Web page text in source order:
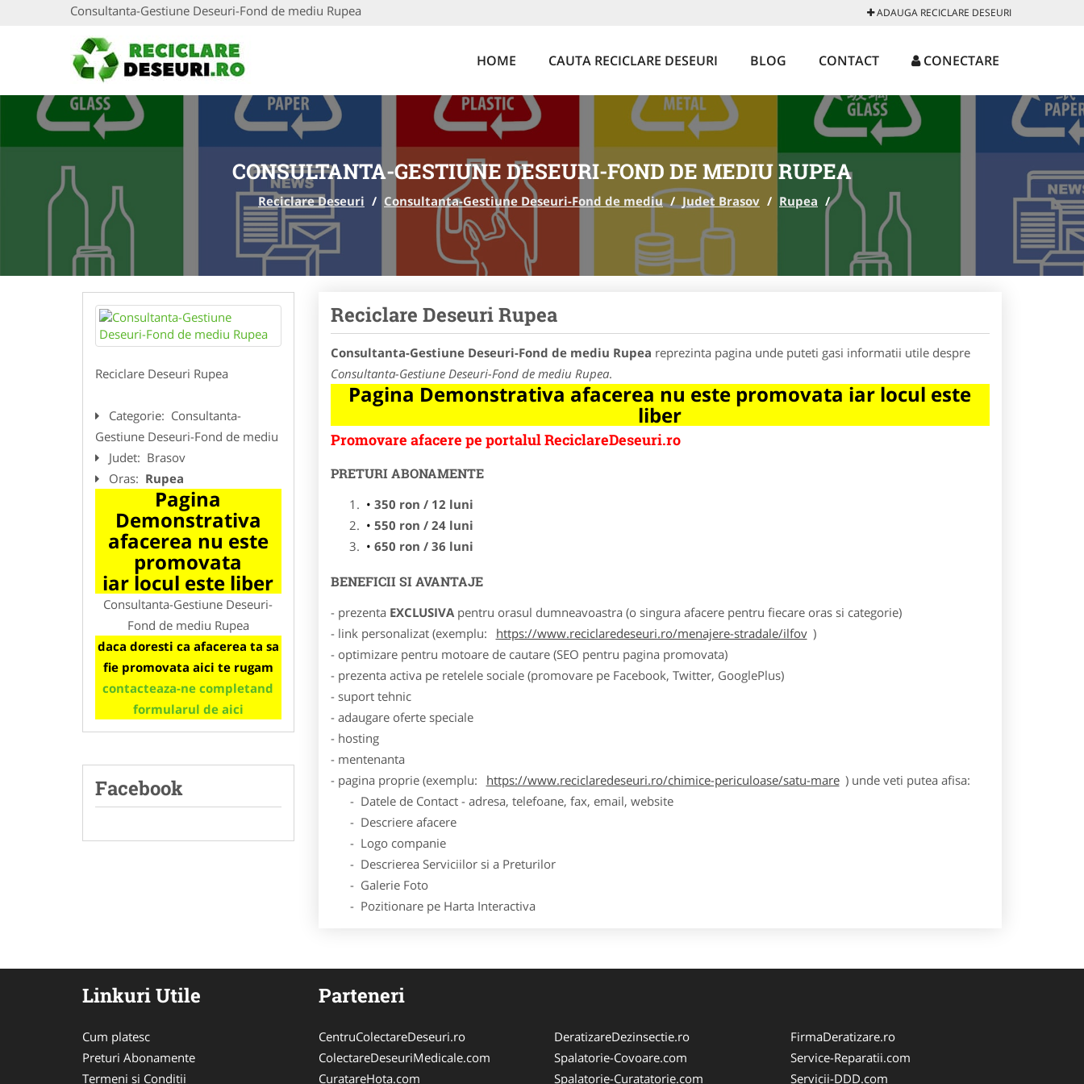
Consultanta-Gestiune Deseuri-Fond de mediu Rupea ADAUGA RECICLARE DESEURI
HOME CAUTA RECICLARE DESEURI BLOG CONTACT CONECTARE
CONSULTANTA-GESTIUNE DESEURI-FOND DE MEDIU RUPEA
Reciclare Deseuri / Consultanta-Gestiune Deseuri-Fond de mediu / Judet Brasov / Rupea /
Reciclare Deseuri Rupea
Categorie: Consultanta-
Gestiune Deseuri-Fond de mediu
Judet: Brasov
Oras: Rupea
Pagina
Demonstrativa
afacerea nu este
promovata
iar locul este liber
Consultanta-Gestiune Deseuri-
Fond de mediu Rupea
daca doresti ca afacerea ta sa
fie promovata aici te rugam
contacteaza-ne completand
formularul de aici
Facebook
Reciclare Deseuri Rupea
Consultanta-Gestiune Deseuri-Fond de mediu Rupea reprezinta pagina unde puteti gasi informatii utile despre
Consultanta-Gestiune Deseuri-Fond de mediu Rupea.
Pagina Demonstrativa afacerea nu este promovata iar locul este
liber
Promovare afacere pe portalul ReciclareDeseuri.ro
PRETURI ABONAMENTE
350 ron / 12 luni
550 ron / 24 luni
650 ron / 36 luni
BENEFICII SI AVANTAJE
- prezenta EXCLUSIVApentru orasul dumneavoastra (o singura afacere pentru fiecare oras si categorie)
- link personalizat (exemplu:
https://www.reciclaredeseuri.ro/menajere-stradale/ilfov )
- optimizare pentru motoare de cautare (SEO pentru pagina promovata)
- prezenta activa pe retelele sociale (promovare pe Facebook, Twitter, GooglePlus)
- suport tehnic
- adaugare oferte speciale
- hosting
- mentenanta
- pagina proprie (exemplu:
https://www.reciclaredeseuri.ro/chimice-periculoase/satu-mare ) unde veti putea afisa:
- Datele de Contact - adresa, telefoane, fax, email, website
- Descriere afacere
- Logo companie
- Descrierea Serviciilor si a Preturilor
- Galerie Foto
- Pozitionare pe Harta Interactiva
Linkuri Utile
Cum platesc
Preturi Abonamente
Termeni si Conditii
Parteneri
CentruColectareDeseuri.ro
ColectareDeseuriMedicale.com
CuratareHota.com
DeratizareDezinsectie.ro
Spalatorie-Covoare.com
Spalatorie-Curatatorie.com
FirmaDeratizare.ro
Service-Reparatii.com
Servicii-DDD.com